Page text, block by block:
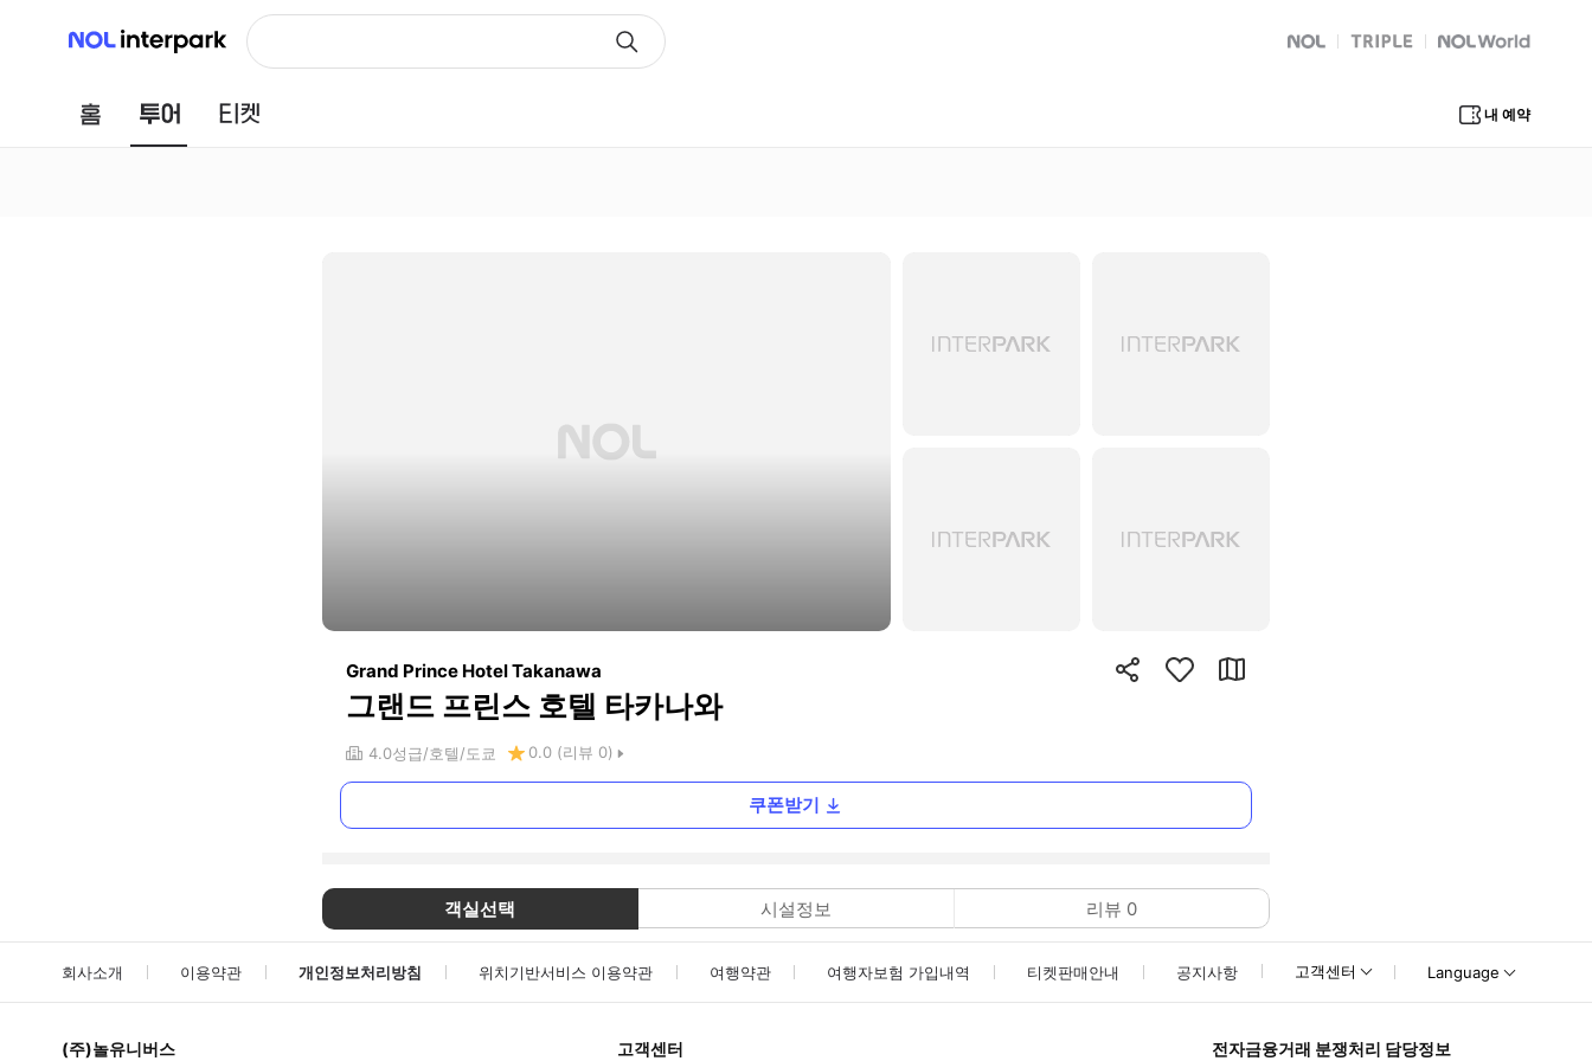
NOL 인터파크
NOL
트리플 Global Interpark
홈 투어 내 예약
Grand Prince Hotel Takanawa
그랜드 프린스 호텔 타카나와
4.0성급 호텔 도쿄 0.0 (리뷰 0)
쿠폰받기
객실선택 시설정보 리뷰 0
회사소개 이용약관 개인정보처리방침 위치기반서비스 이용약관 여행약관 여행자보험 가입내역 티켓판매안내 공지사항 고객센터 Language
(주)놀유니버스 고객센터 전자금융거래 분쟁처리 담당정보